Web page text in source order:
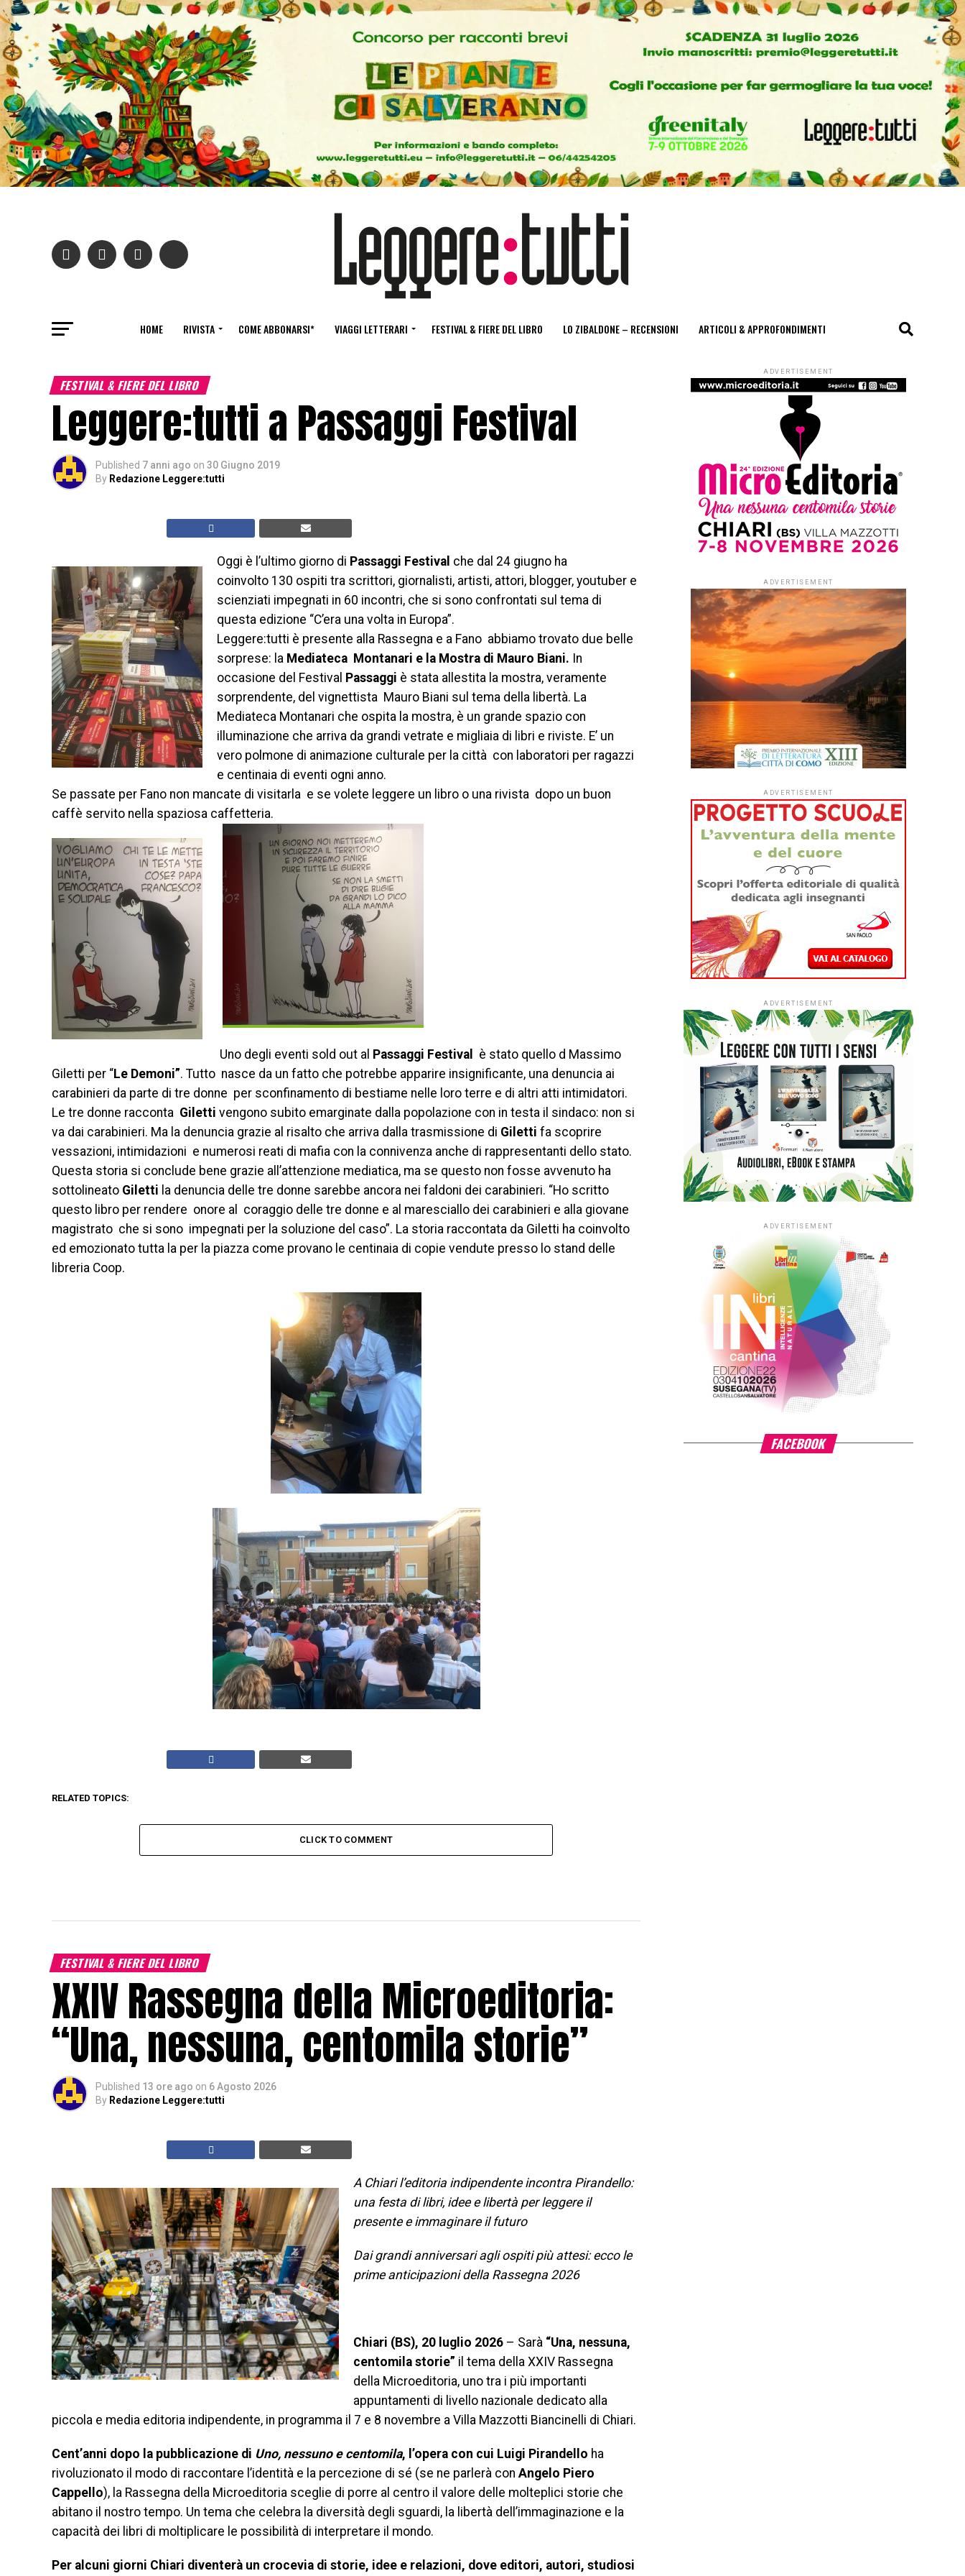
HOME RIVISTA COME ABBONARSI* VIAGGI LETTERARI FESTIVAL & FIERE DEL LIBRO LO ZIBALDONE – RECENSIONI ARTICOLI & APPROFONDIMENTI
FESTIVAL & FIERE DEL LIBRO
Leggere:tutti a Passaggi Festival
Published 7 anni ago on 30 Giugno 2019
By Redazione Leggere:tutti
Oggi è l’ultimo giorno di Passaggi Festival che dal 24 giugno ha
coinvolto 130 ospiti tra scrittori, giornalisti, artisti, attori, blogger, youtuber e
scienziati impegnati in 60 incontri, che si sono confrontati sul tema di
questa edizione “C’era una volta in Europa”.
Leggere:tutti è presente alla Rassegna e a Fano abbiamo trovato due belle
sorprese: la Mediateca Montanari e la Mostra di Mauro Biani. In
occasione del Festival Passaggi è stata allestita la mostra, veramente
sorprendente, del vignettista Mauro Biani sul tema della libertà. La
Mediateca Montanari che ospita la mostra, è un grande spazio con
illuminazione che arriva da grandi vetrate e migliaia di libri e riviste. E’ un
vero polmone di animazione culturale per la città con laboratori per ragazzi
e centinaia di eventi ogni anno.
Se passate per Fano non mancate di visitarla e se volete leggere un libro o una rivista dopo un buon
caffè servito nella spaziosa caffetteria.
Uno degli eventi sold out al Passaggi Festival
è stato quello d Massimo
Giletti per “Le Demoni”. Tutto nasce da un fatto che potrebbe apparire insignificante, una denuncia ai
carabinieri da parte di tre donne per sconfinamento di bestiame nelle loro terre e di altri atti intimidatori.
Le tre donne racconta Giletti vengono subito emarginate dalla popolazione con in testa il sindaco: non si
va dai carabinieri. Ma la denuncia grazie al risalto che arriva dalla trasmissione di Giletti fa scoprire
vessazioni, intimidazioni e numerosi reati di mafia con la connivenza anche di rappresentanti dello stato.
Questa storia si conclude bene grazie all’attenzione mediatica, ma se questo non fosse avvenuto ha
sottolineato Giletti la denuncia delle tre donne sarebbe ancora nei faldoni dei carabinieri. “Ho scritto
questo libro per rendere onore al coraggio delle tre donne e al maresciallo dei carabinieri e alla giovane
magistrato che si sono impegnati per la soluzione del caso”. La storia raccontata da Giletti ha coinvolto
ed emozionato tutta la per la piazza come provano le centinaia di copie vendute presso lo stand delle
libreria Coop.
RELATED TOPICS:
CLICK TO COMMENT
FESTIVAL & FIERE DEL LIBRO
XXIV Rassegna della Microeditoria:
“Una, nessuna, centomila storie”
Published 13 ore ago on 6 Agosto 2026
By Redazione Leggere:tutti
A Chiari l’editoria indipendente incontra Pirandello:
una festa di libri, idee e libertà per leggere il
presente e immaginare il futuro
Dai grandi anniversari agli ospiti più attesi: ecco le
prime anticipazioni della Rassegna 2026
Chiari (BS), 20 luglio 2026 – Sarà “Una, nessuna,
centomila storie” il tema della XXIV Rassegna
della Microeditoria, uno tra i più importanti
appuntamenti di livello nazionale dedicato alla
piccola e media editoria indipendente, in programma il 7 e 8 novembre a Villa Mazzotti Biancinelli di Chiari.
Cent’anni dopo la pubblicazione di Uno, nessuno e centomila, l’opera con cui Luigi Pirandello ha
rivoluzionato il modo di raccontare l’identità e la percezione di sé (se ne parlerà con Angelo Piero
Cappello), la Rassegna della Microeditoria sceglie di porre al centro il valore delle molteplici storie che
abitano il nostro tempo. Un tema che celebra la diversità degli sguardi, la libertà dell’immaginazione e la
capacità dei libri di moltiplicare le possibilità di interpretare il mondo.
Per alcuni giorni Chiari diventerà un crocevia di storie, idee e relazioni, dove editori, autori, studiosi
ADVERTISEMENT
ADVERTISEMENT
ADVERTISEMENT
ADVERTISEMENT
ADVERTISEMENT
FACEBOOK